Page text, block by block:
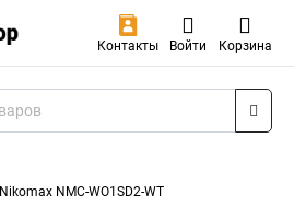
Контакты Войти Корзина
Nikomax NMC-WO1SD2-WT